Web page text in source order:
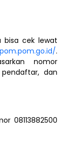
bisa cek lewat
.
nomor
dan
08113882500